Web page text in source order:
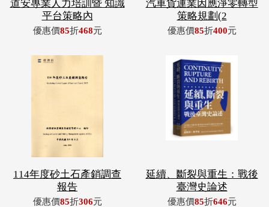
道安專業人力培訓暨 知識
平台策略內
優惠價85折468元
汽車貨運業因應淨零轉型
策略規劃(2
優惠價85折400元
114年度砂土石產銷調查
報告
優惠價85折306元
延續、斷裂與重生：戰後
臺灣史論述
優惠價85折646元